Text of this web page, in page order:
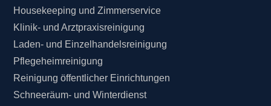
Housekeeping und Zimmerservice
Klinik- und Arztpraxisreinigung
Laden- und Einzelhandelsreinigung
Pflegeheimreinigung
Reinigung öffentlicher Einrichtungen
Schneeräum- und Winterdienst